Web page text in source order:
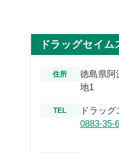
ドラッグセイ
住所
徳島県阿
地1
TEL
ドラッ
0883-35-